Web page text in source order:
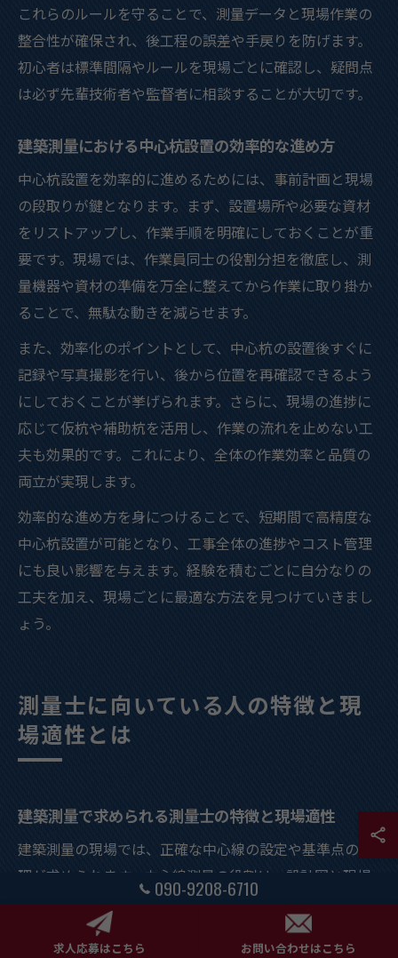
これらのルールを守ることで、測量データと現場作業の
整合性が確保され、後工程の誤差や手戻りを防げます。
初心者は標準間隔やルールを現場ごとに確認し、疑問点
は必ず先輩技術者や監督者に相談することが大切です。
建築測量における中心杭設置の効率的な進め方
中心杭設置を効率的に進めるためには、事前計画と現場
の段取りが鍵となります。まず、設置場所や必要な資材
をリストアップし、作業手順を明確にしておくことが重
要です。現場では、作業員同士の役割分担を徹底し、測
量機器や資材の準備を万全に整えてから作業に取り掛か
ることで、無駄な動きを減らせます。
また、効率化のポイントとして、中心杭の設置後すぐに
記録や写真撮影を行い、後から位置を再確認できるよう
にしておくことが挙げられます。さらに、現場の進捗に
応じて仮杭や補助杭を活用し、作業の流れを止めない工
夫も効果的です。これにより、全体の作業効率と品質の
両立が実現します。
効率的な進め方を身につけることで、短期間で高精度な
中心杭設置が可能となり、工事全体の進捗やコスト管理
にも良い影響を与えます。経験を積むごとに自分なりの
工夫を加え、現場ごとに最適な方法を見つけていきまし
ょう。
測量士に向いている人の特徴と現
場適性とは
建築測量で求められる測量士の特徴と現場適性
建築測量の現場では、正確な中心線の設定や基準点の管
理が求められます。中心線測量の役割は、設計図と現場
の位置関係を一致させるための基盤をつくることにあり
ます。測量士には、数ミリ単位の誤差が全体工程に影響
090-9208-6710
求人応募はこちら お問い合わせはこちら